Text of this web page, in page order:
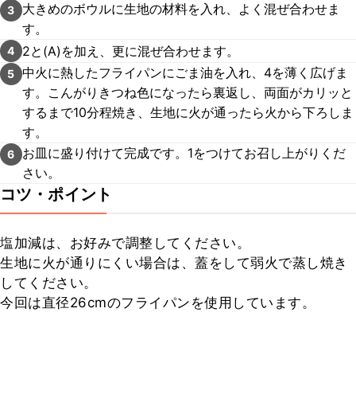
3
大きめのボウルに生地の材料を入れ、よく混ぜ合わせま
す。
4 2と(A)を加え、更に混ぜ合わせます。
5 中火に熱したフライパンにごま油を入れ、4を薄く広げま
す。こんがりきつね色になったら裏返し、両面がカリッと
するまで10分程焼き、生地に火が通ったら火から下ろしま
す。
6
お皿に盛り付けて完成です。1をつけてお召し上がりくだ
さい。
コツ・ポイント
塩加減は、お好みで調整してください。
生地に火が通りにくい場合は、蓋をして弱火で蒸し焼き
してください。
今回は直径26cmのフライパンを使用しています。